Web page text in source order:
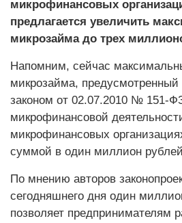
микрофинансовых
предлагается увеличить
микрозайма до трех
Напомним, сейчас
микрозайма,
законом от 02.07.2010 № 151-
микрофинансовой
микрофинансовых
суммой в один миллион
По мнению авторов
сегодняшнего дня один
позволяет предпринимателям